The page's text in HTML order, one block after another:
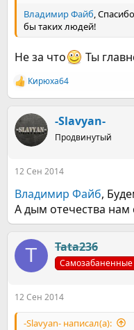
Владимир Файб ,
бы таких людей!
Не за что Ты
Р
е
к
ц
и
Кирюха64
-Slavyan-
Продвинутый
12 Сен 2014
Владимир Файб,
А дым отечества нам
T Tata236
Самозабаненные
12 Сен 2014
-Slavyan- написал(а):